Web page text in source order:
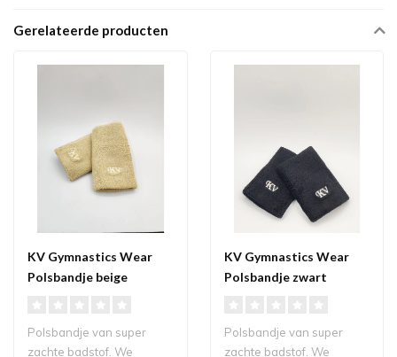
Gerelateerde producten
KV Gymnastics Wear
Polsbandje beige
Polsbandje van super
zachte badstof. We
KV Gymnastics Wear
Polsbandje zwart
Polsbandje van super
zachte badstof. We